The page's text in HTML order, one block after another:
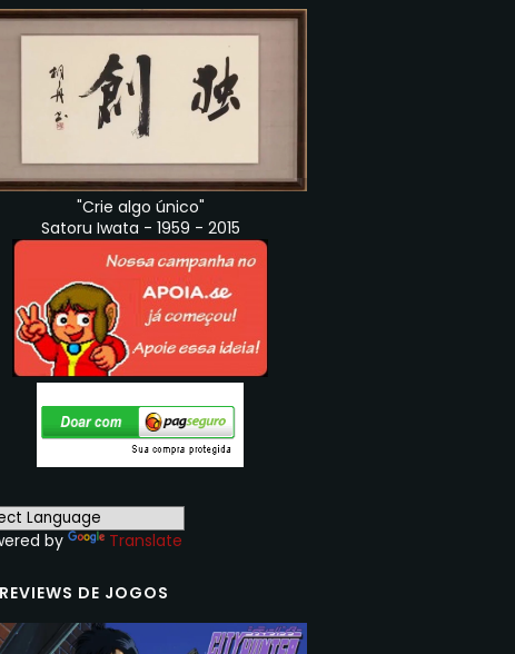
"Crie algo único"
Satoru Iwata - 1959 - 2015
by Translate
REVIEWS DE JOGOS